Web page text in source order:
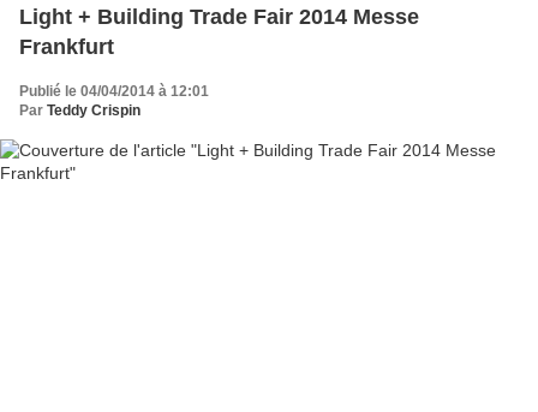
Light + Building Trade Fair 2014 Messe
Frankfurt
Publié le 04/04/2014 à 12:01
Par Teddy Crispin